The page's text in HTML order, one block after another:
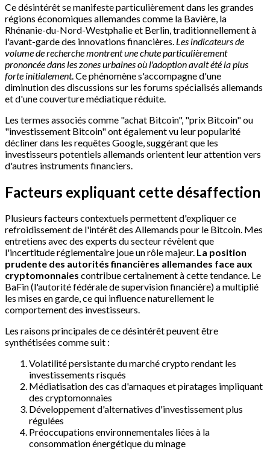
Ce désintérêt se manifeste particulièrement dans les grandes
régions économiques allemandes comme la Bavière, la
Rhénanie-du-Nord-Westphalie et Berlin, traditionnellement à
l'avant-garde des innovations financières. Les indicateurs de
volume de recherche montrent une chute particulièrement
prononcée dans les zones urbaines où l'adoption avait été la plus
forte initialement. Ce phénomène s'accompagne d'une
diminution des discussions sur les forums spécialisés allemands
et d'une couverture médiatique réduite.
Les termes associés comme "achat Bitcoin", "prix Bitcoin" ou
"investissement Bitcoin" ont également vu leur popularité
décliner dans les requêtes Google, suggérant que les
investisseurs potentiels allemands orientent leur attention vers
d'autres instruments financiers.
Facteurs expliquant cette désaffection
Plusieurs facteurs contextuels permettent d'expliquer ce
refroidissement de l'intérêt des Allemands pour le Bitcoin. Mes
entretiens avec des experts du secteur révèlent que
l'incertitude réglementaire joue un rôle majeur. La position
prudente des autorités financières allemandes face aux
cryptomonnaies contribue certainement à cette tendance. Le
BaFin (l'autorité fédérale de supervision financière) a multiplié
les mises en garde, ce qui influence naturellement le
comportement des investisseurs.
Les raisons principales de ce désintérêt peuvent être
synthétisées comme suit :
Volatilité persistante du marché crypto rendant les
investissements risqués
Médiatisation des cas d'arnaques et piratages impliquant
des cryptomonnaies
Développement d'alternatives d'investissement plus
régulées
Préoccupations environnementales liées à la
consommation énergétique du minage